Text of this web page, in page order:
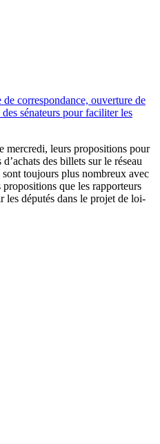
correspondance, ouverture de
sénateurs pour faciliter les
mercredi, leurs propositions pour
des billets sur le réseau
toujours plus nombreux avec
que les rapporteurs
les députés dans le projet de loi-